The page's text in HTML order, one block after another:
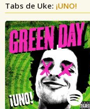
Tabs de Uke: ¡UNO!